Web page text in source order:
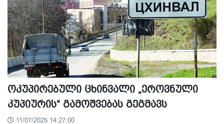
ოკუპირებული ცხინვალი „ეროვნული
კუპიურის“ გამოშვებას გეგმავს
11/07/2025 14:27:00